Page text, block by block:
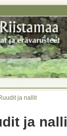
ja nallit
ja